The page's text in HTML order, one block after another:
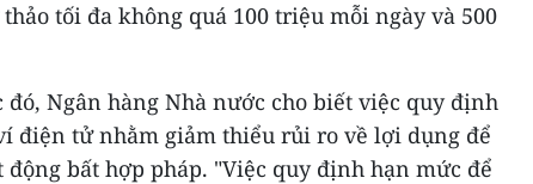
tối đa không quá 100 triệu mỗi ngày và 500
Ngân hàng Nhà nước cho biết việc quy định
điện tử nhằm giảm thiểu rủi ro về lợi dụng để
bất hợp pháp. "Việc quy định hạn mức để